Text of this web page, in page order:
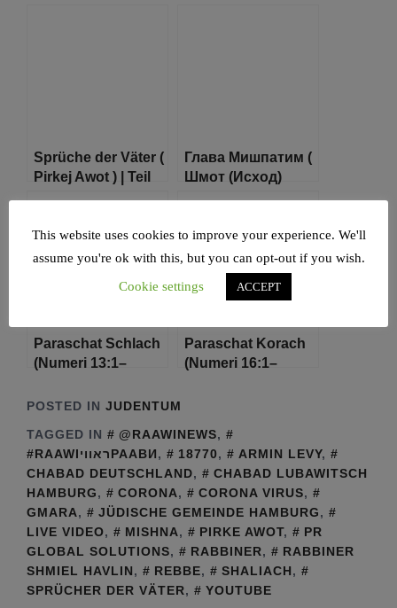
Sprüche der Väter (
Pirkej Awot ) | Teil
Глава Мишпатим (
Шмот (Исход)
Paraschat Schlach
(Numeri 13:1–
Paraschat Korach
(Numeri 16:1–
POSTED IN JUDENTUM
TAGGED IN
@RAAWINEWS,
#RAAWIראוויРААВИ, 18770, ARMIN LEVY,
CHABAD DEUTSCHLAND,
CHABAD LUBAWITSCH
HAMBURG, CORONA, CORONA VIRUS,
GMARA, JÜDISCHE GEMEINDE HAMBURG,
LIVE VIDEO, MISHNA, PIRKE AWOT,
PR
GLOBAL SOLUTIONS, RABBINER,
RABBINER
SHMIEL HAVLIN, REBBE, SHALIACH,
SPRÜCHER DER VÄTER, YOUTUBE
This website uses cookies to improve your experience. We'll
assume you're ok with this, but you can opt-out if you wish.
Cookie settings
ACCEPT